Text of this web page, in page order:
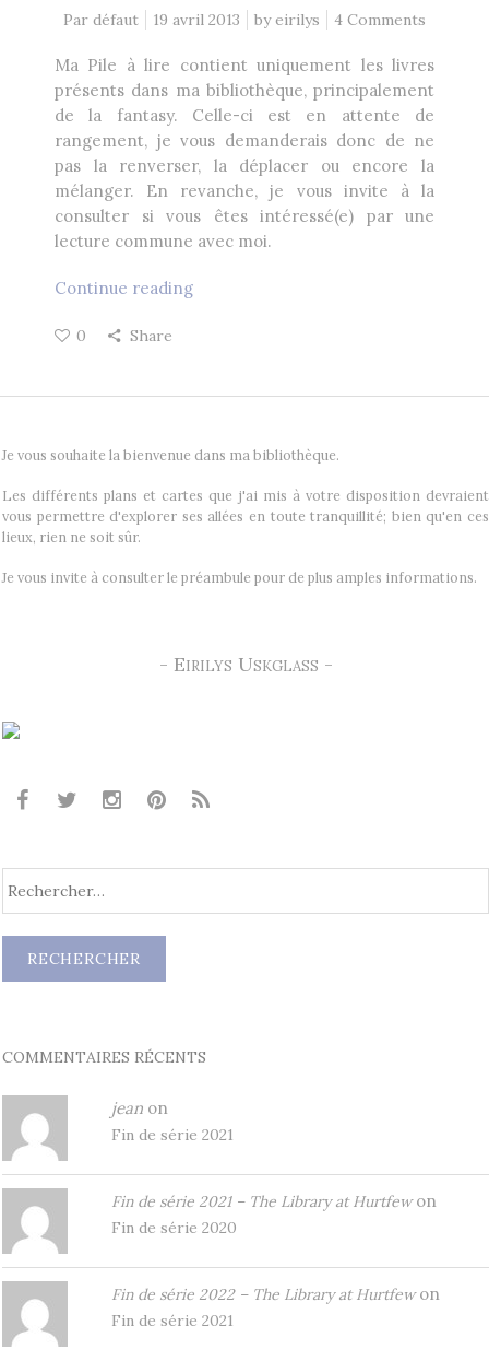
Par défaut 19 avril 2013 byeirilys 4 Comments
Ma Pile à lire contient uniquement les livres
présents dans ma bibliothèque, principalement
de la fantasy. Celle-ci est en attente de
rangement, je vous demanderais donc de ne
pas la renverser, la déplacer ou encore la
mélanger. En revanche, je vous invite à la
consulter si vous êtes intéressé(e) par une
lecture commune avec moi.
Continue reading
0 Share
Je vous souhaite la bienvenue dans ma bibliothèque.
Les différents plans et cartes que j'ai mis à votre disposition devraient
vous permettre d'explorer ses allées en toute tranquillité; bien qu'en ces
lieux, rien ne soit sûr.
Je vous invite à consulter le préambule pour de plus amples informations.
- Eirilys Uskglass -
COMMENTAIRES RÉCENTS
jean on
Fin de série 2021
Fin de série 2021 – The Library at Hurtfewon
Fin de série 2020
Fin de série 2022 – The Library at Hurtfewon
Fin de série 2021